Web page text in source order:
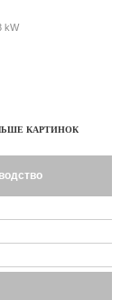
kW
КАРТИНОК